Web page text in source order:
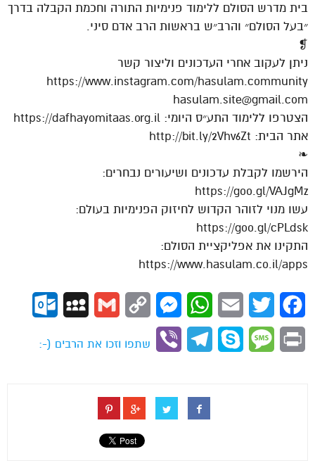
בית מדרש הסולם ללימוד פנימיות התורה וחכמת הקבלה בדרך
״בעל הסולם״ והרב״ש בראשות הרב אדם סיני.
❡
ניתן לעקוב אחרי העדכונים וליצור קשר
https://www.instagram.com/hasulam.community
hasulam.site@gmail.com
הצטרפו ללימוד התע״ס היומי: https://dafhayomitaas.org.il
אתר הבית: http://bit.ly/2Vhv6Zt
❧
הירשמו לקבלת עדכונים ושיעורים נבחרים:
https://goo.gl/VAJgMz
עשו מנוי לזוהר הקדוש לחיזוק הפנימיות בעולם:
https://goo.gl/cPLdsk
התקינו את אפליקציית הסולם:
https://www.hasulam.co.il/apps
Facebook
Twitter
Email
WhatsApp
Messenger
Copy
Gmail
MySpace
Print
Message
Skype
Telegram
Viber
שתפו וזכו את הרבים (-: